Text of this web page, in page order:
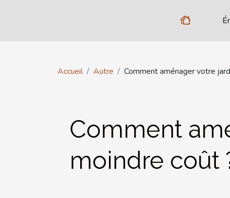
Accueil Autre Comment aménager votre
Comment
moindre coût